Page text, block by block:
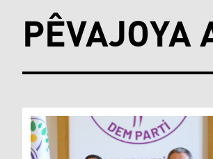
PÊVAJOYA